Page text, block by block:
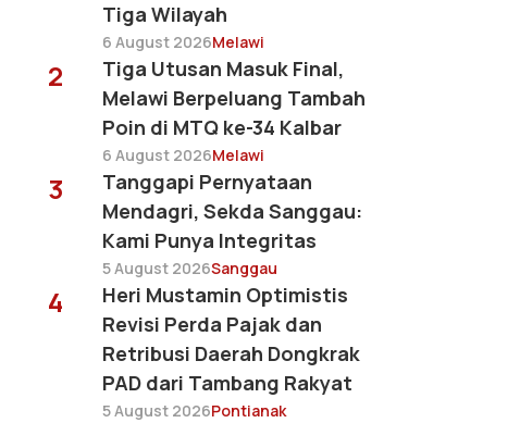
Tiga Wilayah
6 August 2026Melawi
2
Tiga Utusan Masuk Final,
Melawi Berpeluang Tambah
Poin di MTQ ke-34 Kalbar
6 August 2026Melawi
3
Tanggapi Pernyataan
Mendagri, Sekda Sanggau:
Kami Punya Integritas
5 August 2026Sanggau
4
Heri Mustamin Optimistis
Revisi Perda Pajak dan
Retribusi Daerah Dongkrak
PAD dari Tambang Rakyat
5 August 2026Pontianak